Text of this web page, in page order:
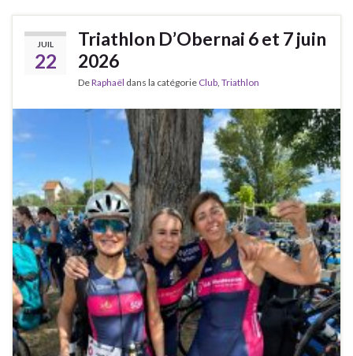
JUIL
22
Triathlon D’Obernai 6 et 7 juin
2026
DeRaphaël dans la catégorie Club Triathlon